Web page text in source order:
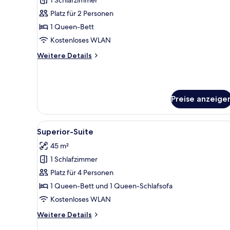
Exclusive-
Doppelzimmer
anzeigen
Platz für 2 Personen
1 Queen-Bett
Kostenloses WLAN
Weitere Details
Weitere
Preise
Alle
Fotos
für
Superior-
Suite
anzeigen
Ein Hotelzimmer mit einem
9
Superior-Suite
45 m²
1 Schlafzimmer
Platz für 4 Personen
1 Queen-Bett und 1 Queen-Schlafsofa
Kostenloses WLAN
Weitere Details
Weitere